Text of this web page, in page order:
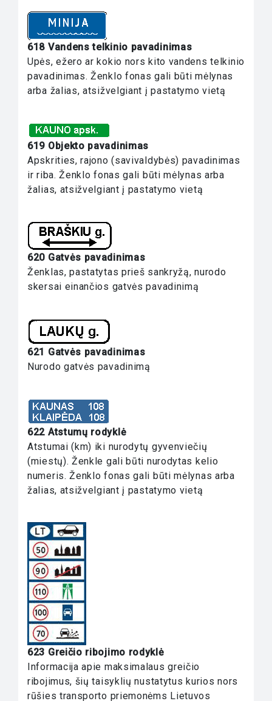
618 Vandens telkinio pavadinimas
Upės, ežero ar kokio nors kito vandens telkinio
pavadinimas. Ženklo fonas gali būti mėlynas
arba žalias, atsižvelgiant į pastatymo vietą
619 Objekto pavadinimas
Apskrities, rajono (savivaldybės) pavadinimas
ir riba. Ženklo fonas gali būti mėlynas arba
žalias, atsižvelgiant į pastatymo vietą
620 Gatvės pavadinimas
Ženklas, pastatytas prieš sankryžą, nurodo
skersai einančios gatvės pavadinimą
621 Gatvės pavadinimas
Nurodo gatvės pavadinimą
622 Atstumų rodyklė
Atstumai (km) iki nurodytų gyvenviečių
(miestų). Ženkle gali būti nurodytas kelio
numeris. Ženklo fonas gali būti mėlynas arba
žalias, atsižvelgiant į pastatymo vietą
623 Greičio ribojimo rodyklė
Informacija apie maksimalaus greičio
ribojimus, šių taisyklių nustatytus kurios nors
rūšies transporto priemonėms Lietuvos